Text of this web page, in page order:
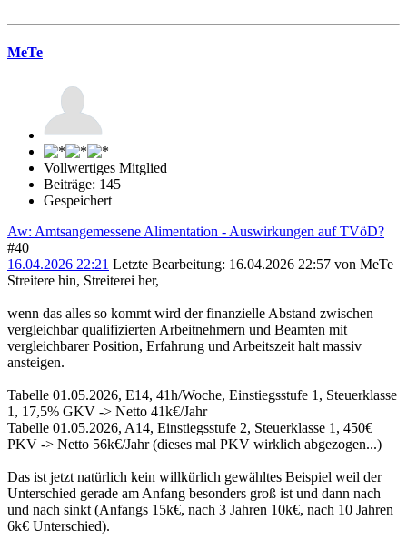
MeTe
Vollwertiges Mitglied
Beiträge: 145
Gespeichert
Aw: Amtsangemessene Alimentation - Auswirkungen auf TVöD?
#40
16.04.2026 22:21 Letzte Bearbeitung: 16.04.2026 22:57 von MeTe
Streitere hin, Streiterei her,
wenn das alles so kommt wird der finanzielle Abstand zwischen
vergleichbar qualifizierten Arbeitnehmern und Beamten mit
vergleichbarer Position, Erfahrung und Arbeitszeit halt massiv
ansteigen.
Tabelle 01.05.2026, E14, 41h/Woche, Einstiegsstufe 1, Steuerklasse
1, 17,5% GKV -> Netto 41k€/Jahr
Tabelle 01.05.2026, A14, Einstiegsstufe 2, Steuerklasse 1, 450€
PKV -> Netto 56k€/Jahr (dieses mal PKV wirklich abgezogen...)
Das ist jetzt natürlich kein willkürlich gewähltes Beispiel weil der
Unterschied gerade am Anfang besonders groß ist und dann nach
und nach sinkt (Anfangs 15k€, nach 3 Jahren 10k€, nach 10 Jahren
6k€ Unterschied).